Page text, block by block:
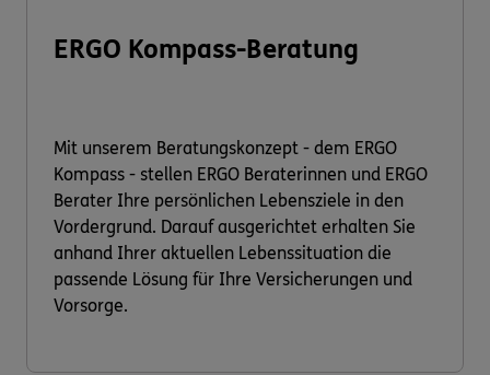
ERGO Kompass-Beratung
Mit unserem Beratungskonzept - dem ERGO
Kompass - stellen ERGO Beraterinnen und ERGO
Berater Ihre persönlichen Lebensziele in den
Vordergrund. Darauf ausgerichtet erhalten Sie
anhand Ihrer aktuellen Lebenssituation die
passende Lösung für Ihre Versicherungen und
Vorsorge.